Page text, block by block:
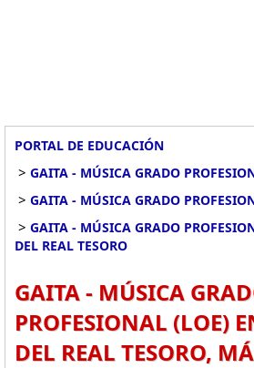
PORTAL DE EDUCACIÓN
> GAITA - MÚSICA GRADO
> GAITA - MÚSICA GRADO
> GAITA - MÚSICA GRADO
DEL REAL TESORO
GAITA - MÚSICA
PROFESIONAL (LOE)
DEL REAL TESORO,